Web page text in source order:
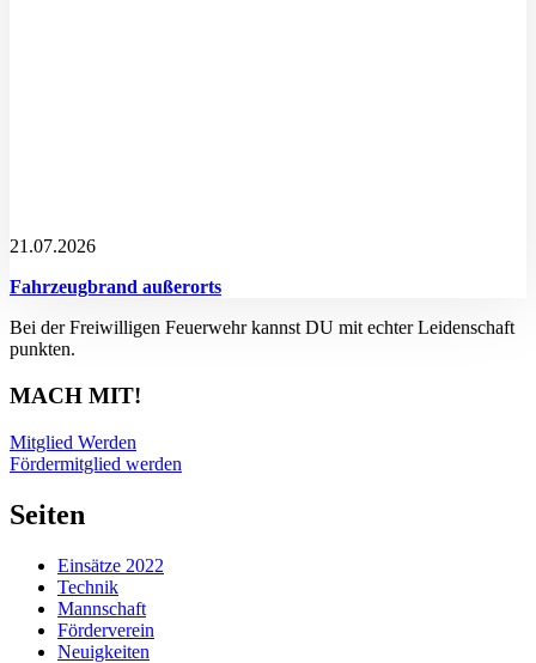
21.07.2026
Fahrzeugbrand außerorts
Bei der Freiwilligen Feuerwehr kannst DU mit echter Leidenschaft
punkten.
MACH MIT!
Mitglied Werden
Fördermitglied werden
Seiten
Einsätze 2022
Technik
Mannschaft
Förderverein
Neuigkeiten